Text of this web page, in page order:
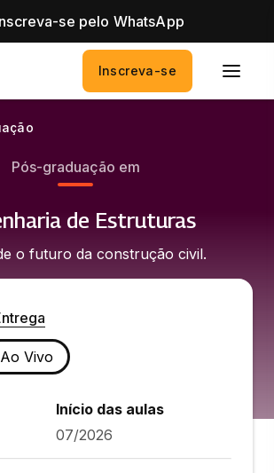
se pelo WhatsApp
Inscreva-se
Pós-graduação em
de Estruturas
o futuro da construção civil.
Ao Vivo
Início das aulas
07/2026